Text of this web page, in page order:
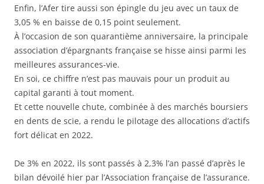
Enfin, l’Afer tire aussi son épingle du jeu avec un taux de
3,05 % en baisse de 0,15 point seulement.
À l’occasion de son quarantième anniversaire, la principale
association d’épargnants française se hisse ainsi parmi les
meilleures assurances-vie.
En soi, ce chiffre n’est pas mauvais pour un produit au
capital garanti à tout moment.
Et cette nouvelle chute, combinée à des marchés boursiers
en dents de scie, a rendu le pilotage des allocations d’actifs
fort délicat en 2022.
De 3% en 2022, ils sont passés à 2,3% l’an passé d’après le
bilan dévoilé hier par l’Association française de l’assurance.